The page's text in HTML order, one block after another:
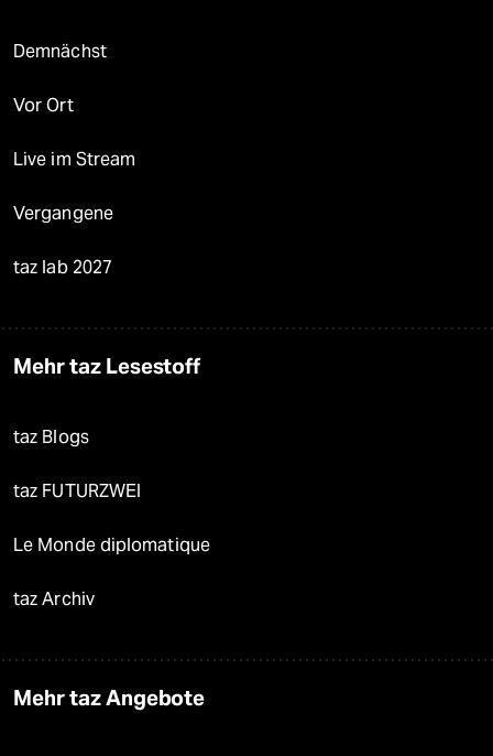
Demnächst
Vor Ort
Live im Stream
Vergangene
taz lab 2027
Mehr taz Lesestoff
taz Blogs
taz FUTURZWEI
Le Monde diplomatique
taz Archiv
Mehr taz Angebote